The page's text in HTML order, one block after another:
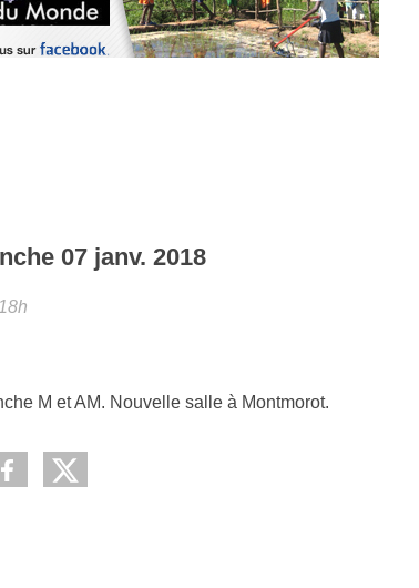
07 janv. 2018
M et AM. Nouvelle salle à Montmorot.